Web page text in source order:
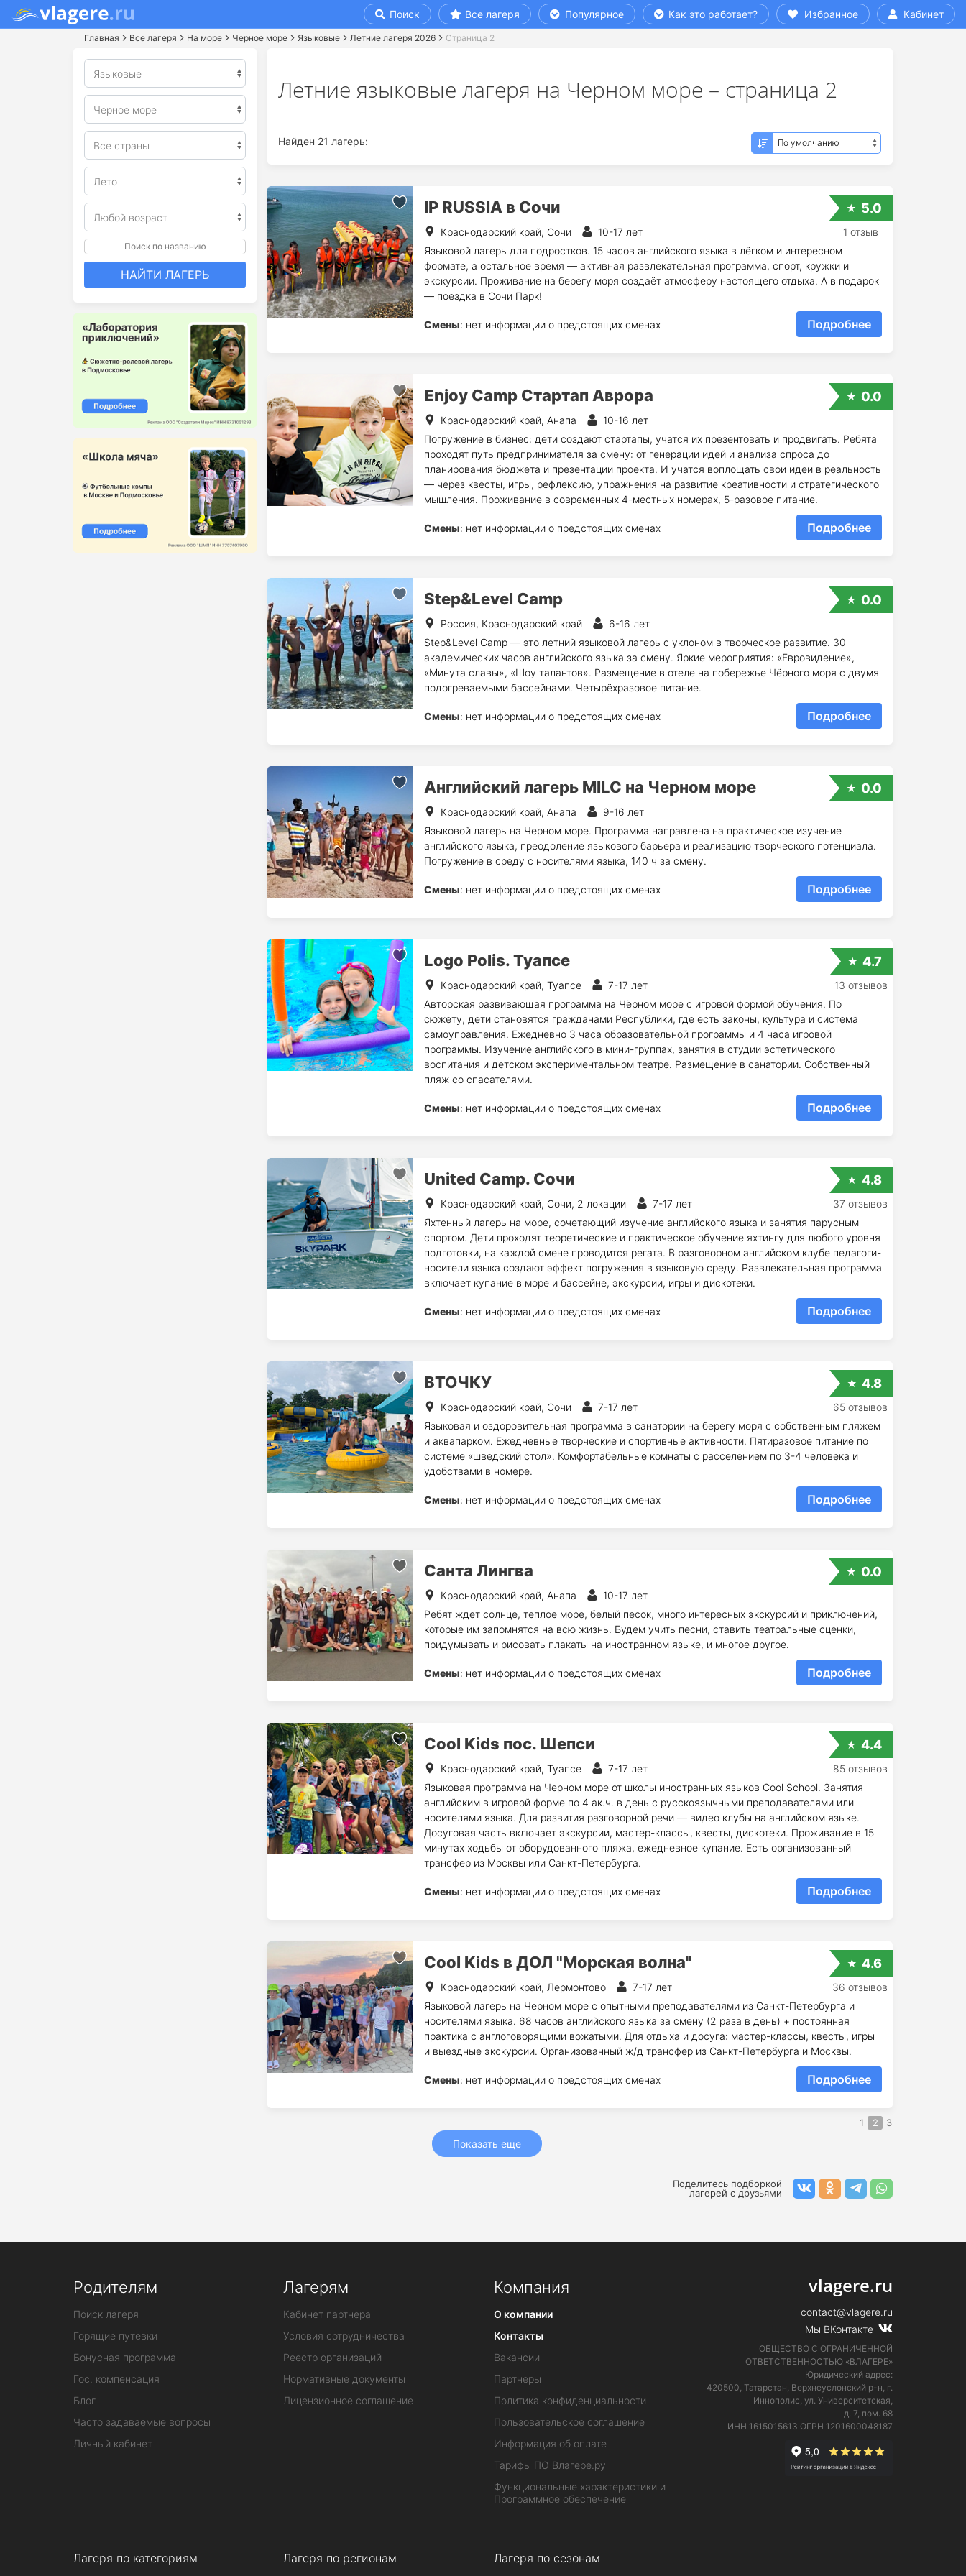
Поиск Все лагеря Популярное Как это работает? Избранное Кабинет
Главная Все лагеря На море Черное море Языковые Летние лагеря 2026 Страница 2
Поиск по названию
НАЙТИ ЛАГЕРЬ
Летние языковые лагеря на Черном море – страница 2
Найден 21 лагерь:
IP RUSSIA в Сочи
Краснодарский край, Сочи
10-17 лет
Языковой лагерь для подростков. 15 часов английского языка в лёгком и интересном
формате, а остальное время — активная развлекательная программа, спорт, кружки и
экскурсии. Проживание на берегу моря создаёт атмосферу настоящего отдыха. А в подарок
— поездка в Сочи Парк!
Смены: нет информации о предстоящих сменах Подробнее
5.0
1 отзыв
Enjoy Camp Стартап Аврора
Краснодарский край, Анапа
10-16 лет
Погружение в бизнес: дети создают стартапы, учатся их презентовать и продвигать. Ребята
проходят путь предпринимателя за смену: от генерации идей и анализа спроса до
планирования бюджета и презентации проекта. И учатся воплощать свои идеи в реальность
— через квесты, игры, рефлексию, упражнения на развитие креативности и стратегического
мышления. Проживание в современных 4-местных номерах, 5-разовое питание.
Смены: нет информации о предстоящих сменах Подробнее
0.0
Step&Level Camp
Россия, Краснодарский край
6-16 лет
Step&Level Camp — это летний языковой лагерь с уклоном в творческое развитие. 30
академических часов английского языка за смену. Яркие мероприятия: «Евровидение»,
«Минута славы», «Шоу талантов». Размещение в отеле на побережье Чёрного моря с двумя
подогреваемыми бассейнами. Четырёхразовое питание.
Смены: нет информации о предстоящих сменах Подробнее
0.0
Английский лагерь MILC на Черном море
Краснодарский край, Анапа
9-16 лет
Языковой лагерь на Черном море. Программа направлена на практическое изучение
английского языка, преодоление языкового барьера и реализацию творческого потенциала.
Погружение в среду с носителями языка, 140 ч за смену.
Смены: нет информации о предстоящих сменах Подробнее
0.0
Logo Polis. Туапсе
Краснодарский край, Туапсе
7-17 лет
Авторская развивающая программа на Чёрном море с игровой формой обучения. По
сюжету, дети становятся гражданами Республики, где есть законы, культура и система
самоуправления. Ежедневно 3 часа образовательной программы и 4 часа игровой
программы. Изучение английского в мини-группах, занятия в студии эстетического
воспитания и детском экспериментальном театре. Размещение в санатории. Собственный
пляж со спасателями.
Смены: нет информации о предстоящих сменах Подробнее
4.7
13 отзывов
United Camp. Сочи
Краснодарский край, Сочи, 2 локации
7-17 лет
Яхтенный лагерь на море, сочетающий изучение английского языка и занятия парусным
спортом. Дети проходят теоретические и практическое обучение яхтингу для любого уровня
подготовки, на каждой смене проводится регата. В разговорном английском клубе педагоги-
носители языка создают эффект погружения в языковую среду. Развлекательная программа
включает купание в море и бассейне, экскурсии, игры и дискотеки.
Смены: нет информации о предстоящих сменах Подробнее
4.8
37 отзывов
ВТОЧКУ
Краснодарский край, Сочи
7-17 лет
Языковая и оздоровительная программа в санатории на берегу моря с собственным пляжем
и аквапарком. Ежедневные творческие и спортивные активности. Пятиразовое питание по
системе «шведский стол». Комфортабельные комнаты с расселением по 3-4 человека и
удобствами в номере.
Смены: нет информации о предстоящих сменах Подробнее
4.8
65 отзывов
Санта Лингва
Краснодарский край, Анапа
10-17 лет
Ребят ждет солнце, теплое море, белый песок, много интересных экскурсий и приключений,
которые им запомнятся на всю жизнь. Будем учить песни, ставить театральные сценки,
придумывать и рисовать плакаты на иностранном языке, и многое другое.
Смены: нет информации о предстоящих сменах Подробнее
0.0
Cool Kids пос. Шепси
Краснодарский край, Туапсе
7-17 лет
Языковая программа на Черном море от школы иностранных языков Cool School. Занятия
английским в игровой форме по 4 ак.ч. в день с русскоязычными преподавателями или
носителями языка. Для развития разговорной речи — видео клубы на английском языке.
Досуговая часть включает экскурсии, мастер-классы, квесты, дискотеки. Проживание в 15
минутах ходьбы от оборудованного пляжа, ежедневное купание. Есть организованный
трансфер из Москвы или Санкт-Петербурга.
Смены: нет информации о предстоящих сменах Подробнее
4.4
85 отзывов
Cool Kids в ДОЛ "Морская волна"
Краснодарский край, Лермонтово
7-17 лет
Языковой лагерь на Черном море с опытными преподавателями из Санкт-Петербурга и
носителями языка. 68 часов английского языка за смену (2 раза в день) + постоянная
практика с англоговорящими вожатыми. Для отдыха и досуга: мастер-классы, квесты, игры
и выездные экскурсии. Организованный ж/д трансфер из Санкт-Петербурга и Москвы.
Смены: нет информации о предстоящих сменах Подробнее
4.6
36 отзывов
1 2 3
Показать еще
Поделитесь подборкой
лагерей с друзьями
Родителям
Поиск лагеря
Горящие путевки
Бонусная программа
Гос. компенсация
Блог
Часто задаваемые вопросы
Личный кабинет
Лагерям
Кабинет партнера
Условия сотрудничества
Реестр организаций
Нормативные документы
Лицензионное соглашение
Компания
О компании
Контакты
Вакансии
Партнеры
Политика конфиденциальности
Пользовательское соглашение
Информация об оплате
Тарифы ПО Влагере.ру
Функциональные характеристики и
Программное обеспечение
Лагеря по категориям Лагеря по регионам Лагеря по сезонам
vlagere.ru
contact@vlagere.ru
Мы ВКонтакте
ОБЩЕСТВО С ОГРАНИЧЕННОЙ
ОТВЕТСТВЕННОСТЬЮ «ВЛАГЕРЕ»
Юридический адрес:
420500, Татарстан, Верхнеуслонский р-н, г.
Иннополис, ул. Университетская,
д. 7, пом. 68
ИНН 1615015613 ОГРН 1201600048187